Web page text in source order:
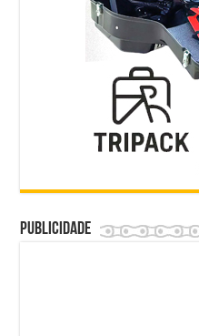
Publicidade